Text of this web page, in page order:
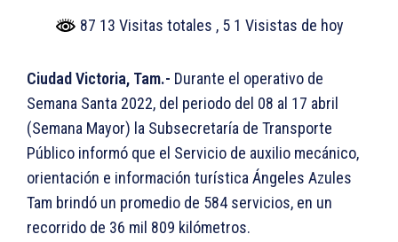
87 13 Visitas totales , 5 1 Visistas de hoy
Ciudad Victoria, Tam.- Durante el operativo de
Semana Santa 2022, del periodo del 08 al 17 abril
(Semana Mayor) la Subsecretaría de Transporte
Público informó que el Servicio de auxilio mecánico,
orientación e información turística Ángeles Azules
Tam brindó un promedio de 584 servicios, en un
recorrido de 36 mil 809 kilómetros.